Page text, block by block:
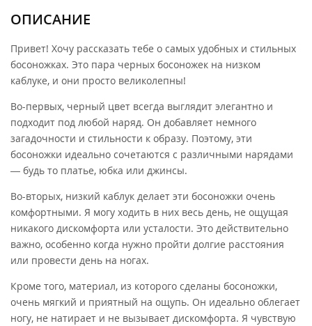
ОПИСАНИЕ
Привет! Хочу рассказать тебе о самых удобных и стильных
босоножках. Это пара черных босоножек на низком
каблуке, и они просто великолепны!
Во-первых, черный цвет всегда выглядит элегантно и
подходит под любой наряд. Он добавляет немного
загадочности и стильности к образу. Поэтому, эти
босоножки идеально сочетаются с различными нарядами
— будь то платье, юбка или джинсы.
Во-вторых, низкий каблук делает эти босоножки очень
комфортными. Я могу ходить в них весь день, не ощущая
никакого дискомфорта или усталости. Это действительно
важно, особенно когда нужно пройти долгие расстояния
или провести день на ногах.
Кроме того, материал, из которого сделаны босоножки,
очень мягкий и приятный на ощупь. Он идеально облегает
ногу, не натирает и не вызывает дискомфорта. Я чувствую